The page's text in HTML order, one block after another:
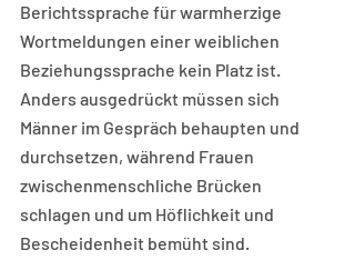
Berichtssprache für warmherzige
Wortmeldungen einer weiblichen
Beziehungssprache kein Platz ist.
Anders ausgedrückt müssen sich
Männer im Gespräch behaupten und
durchsetzen, während Frauen
zwischenmenschliche Brücken
schlagen und um Höflichkeit und
Bescheidenheit bemüht sind.